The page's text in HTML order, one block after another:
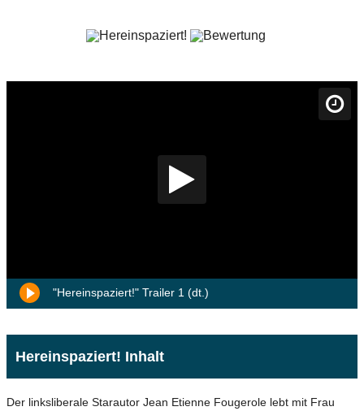
"Hereinspaziert!" Trailer 1 (dt.)
Hereinspaziert! Inhalt
Der linksliberale Starautor Jean Etienne Fougerole lebt mit Frau